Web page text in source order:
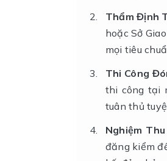
Thẩm Định
hoặc Sở
mọi tiêu
Thi Công
thi công tại
tuân thủ
Nghiệm
đăng kiểm